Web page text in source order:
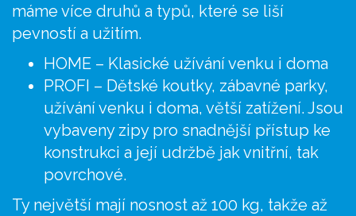
máme více druhů a typů, které se liší
pevností a užitím.
HOME – Klasické užívání venku i doma
PROFI – Dětské koutky, zábavné parky,
užívání venku i doma, větší zatížení. Jsou
vybaveny zipy pro snadnější přístup ke
konstrukci a její udržbě jak vnitřní, tak
povrchové.
Ty největší mají nosnost až 100 kg, takže až